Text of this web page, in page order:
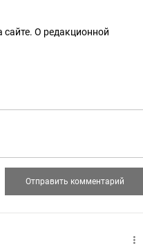
сайте. О редакционной